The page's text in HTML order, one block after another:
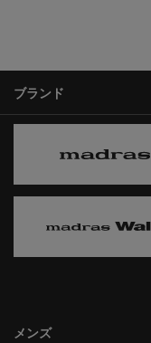
ブランド
メンズ